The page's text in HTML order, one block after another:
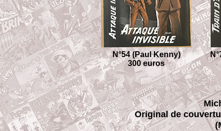
N°54 (Paul Kenny)
300 euros
Original de